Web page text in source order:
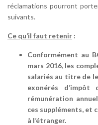
réclamations pourront
suivants.
Ce qu’il faut retenir :
Conformément au
mars 2016, les
salariés au titre de
exonérés
rémunération
ces suppléments, et
à l’étranger.